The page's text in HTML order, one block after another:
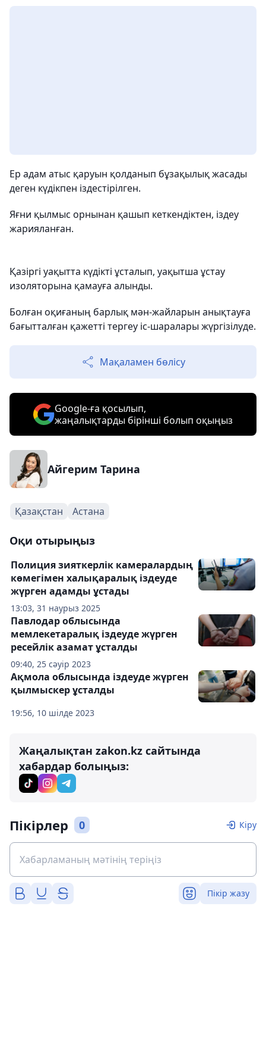
Ер адам атыс қаруын қолданып бұзақылық жасады
деген күдікпен іздестірілген.
Яғни қылмыс орнынан қашып кеткендіктен, іздеу
жарияланған.
Қазіргі уақытта күдікті ұсталып, уақытша ұстау
изоляторына қамауға алынды.
Болған оқиғаның барлық мән-жайларын анықтауға
бағытталған қажетті тергеу іс-шаралары жүргізілуде.
Мақаламен бөлісу
Google-ға қосылып,
жаңалықтарды бірінші болып оқыңыз
Айгерим Тарина
Қазақстан Астана
Оқи отырыңыз
13:03, 31 наурыз 2025
Полиция зияткерлік камералардың
көмегімен халықаралық іздеуде
жүрген адамды ұстады
09:40, 25 сәуір 2023
Павлодар облысында
мемлекетаралық іздеуде жүрген
ресейлік азамат ұсталды
19:56, 10 шілде 2023
Ақмола облысында іздеуде жүрген
қылмыскер ұсталды
Жаңалықтан zakon.kz сайтында
хабардар болыңыз:
Пікірлер 0 Кіру
Пікір жазу